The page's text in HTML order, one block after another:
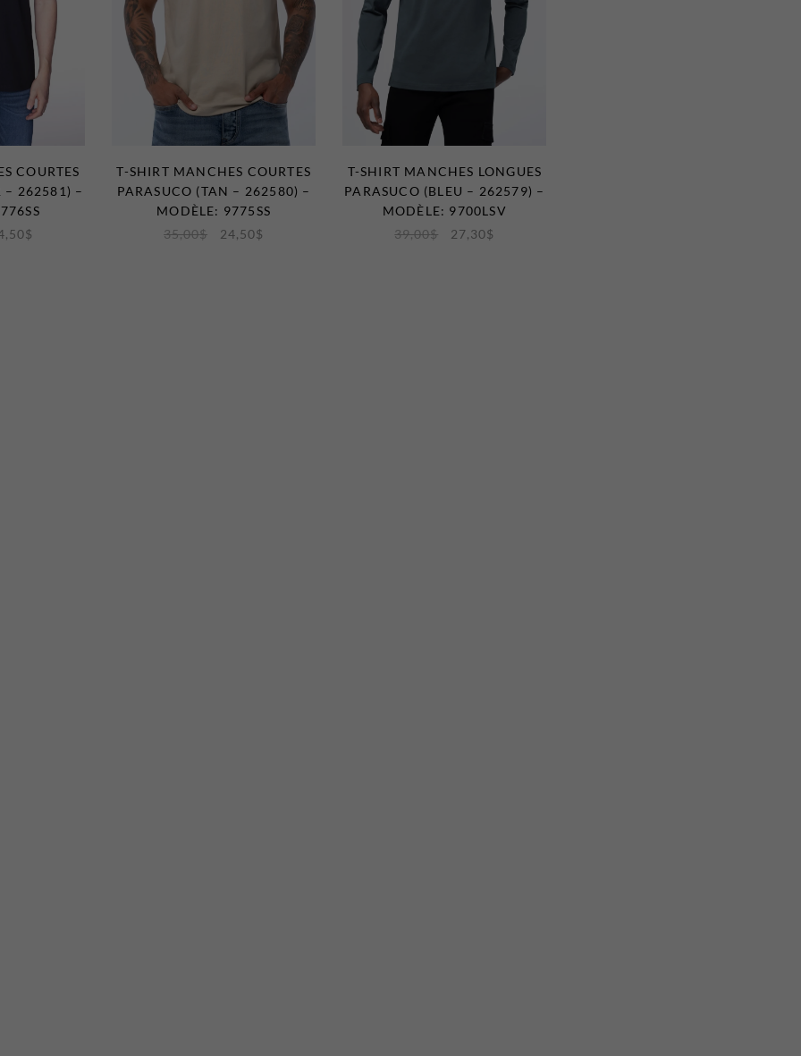
COURTES
– 262581) –
$
T-SHIRT MANCHES COURTES
PARASUCO (TAN – 262580) –
MODÈLE: 9775SS
35,00$ 24,50$
T-SHIRT MANCHES LONGUES
PARASUCO (BLEU – 262579) –
MODÈLE: 9700LSV
39,00$ 27,30$